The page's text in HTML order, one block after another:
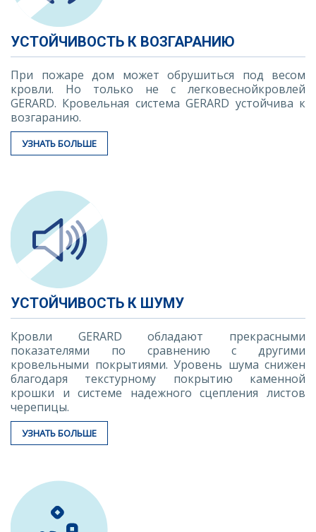
УСТОЙЧИВОСТЬ К ВОЗГАРАНИЮ
При пожаре дом может обрушиться под весом
кровли. Но только не с легковеснойкровлей
GERARD. Кровельная система GERARD устойчива к
возгаранию.
УЗНАТЬ БОЛЬШЕ
УСТОЙЧИВОСТЬ К ШУМУ
Кровли GERARD обладают прекрасными
показателями по сравнению с другими
кровельными покрытиями. Уровень шума снижен
благодаря текстурному покрытию каменной
крошки и системе надежного сцепления листов
черепицы.
УЗНАТЬ БОЛЬШЕ